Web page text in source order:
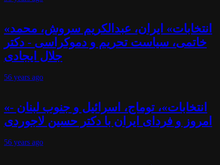
«انتخابات» ایران، عبدالکریم سروش، محمد
خاتمی، سیاست تحریم و دموکراسی - دکتر
جلال ایجادی
56 years ago
«انتخابات»، توماج، اسرائیل و جنوب لبنان -
امروز و فردای ایران با دکتر حسین لاجوردی
56 years ago